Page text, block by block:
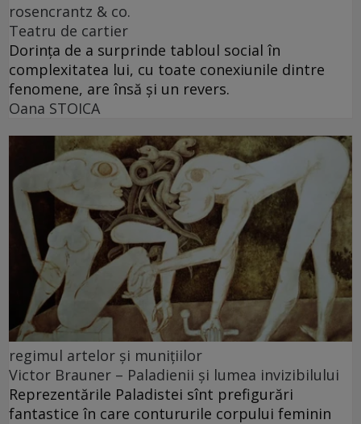
rosencrantz & co.
Teatru de cartier
Dorința de a surprinde tabloul social în
complexitatea lui, cu toate conexiunile dintre
fenomene, are însă și un revers.
Oana STOICA
regimul artelor şi muniţiilor
Victor Brauner – Paladienii și lumea invizibilului
Reprezentările Paladistei sînt prefigurări
fantastice în care contururile corpului feminin